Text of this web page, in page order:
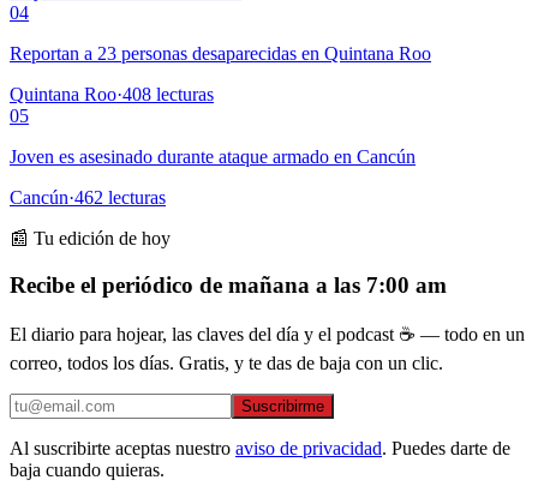
04
Reportan a 23 personas desaparecidas en Quintana Roo
Quintana Roo·408 lecturas
05
Joven es asesinado durante ataque armado en Cancún
Cancún·462 lecturas
📰 Tu edición de hoy
Recibe el periódico de mañana a las 7:00 am
El diario para hojear, las claves del día y el podcast ☕ — todo en un
correo, todos los días. Gratis, y te das de baja con un clic.
Suscribirme
Al suscribirte aceptas nuestro aviso de privacidad. Puedes darte de
baja cuando quieras.